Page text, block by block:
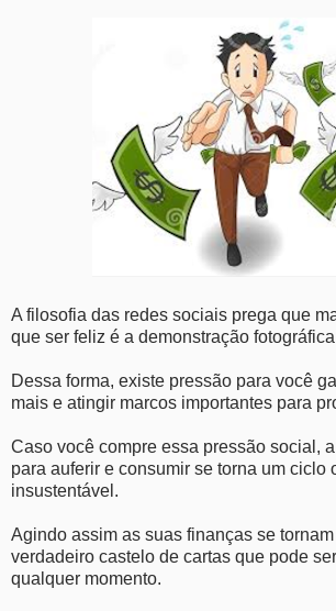
A filosofia das redes sociais prega que
que ser feliz é a demonstração
Dessa forma, existe pressão para você
mais e atingir marcos importantes para
Caso você compre essa pressão social,
para auferir e consumir se torna um ciclo
insustentável.
Agindo assim as suas finanças se
verdadeiro castelo de cartas que pode
qualquer momento.